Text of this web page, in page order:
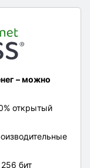
– можно
открытый
бит